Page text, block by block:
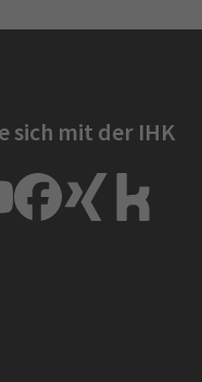
sich mit der IHK